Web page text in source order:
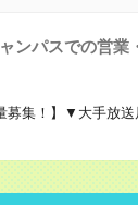
ンパスでの営業
募集！】▼大手放